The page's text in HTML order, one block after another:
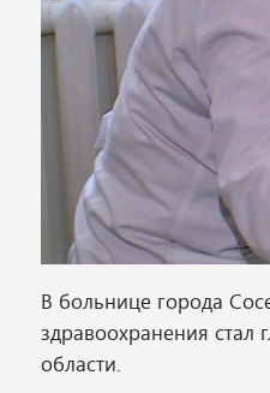
В больнице города
здравоохранения стал
области.